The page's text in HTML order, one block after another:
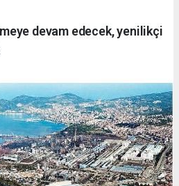
devam edecek, yenilikçi